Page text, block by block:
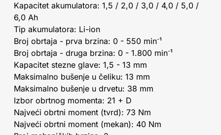
Kapacitet akumulatora: 1,5 / 2,0 / 3,0 / 4,0 / 5,0 /
6,0 Ah
Tip akumulatora: Li-ion
Broj obrtaja - prva brzina: 0 - 550 min⁻¹
Broj obrtaja - druga brzina: 0 - 1.800 min⁻¹
Kapacitet stezne glave: 1,5 - 13 mm
Maksimalno bušenje u čeliku: 13 mm
Maksimalno bušenje u drvetu: 38 mm
Izbor obrtnog momenta: 21 + D
Najveći obrtni moment (tvrd): 73 Nm
Najveći obrtni moment (mekan): 40 Nm